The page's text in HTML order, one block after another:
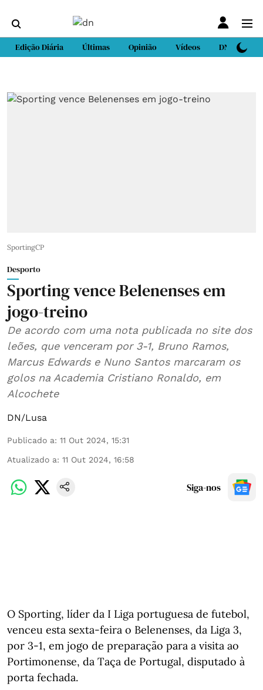
Edição Diária Últimas Opinião Vídeos DN Sport
SportingCP
Desporto
Sporting vence Belenenses em
jogo-treino
De acordo com uma nota publicada no site dos
leões, que venceram por 3-1, Bruno Ramos,
Marcus Edwards e Nuno Santos marcaram os
golos na Academia Cristiano Ronaldo, em
Alcochete
DN/Lusa
Publicado a: 11 Out 2024, 15:31
Atualizado a: 11 Out 2024, 16:58
Siga-nos
O Sporting, líder da I Liga portuguesa de futebol,
venceu esta sexta-feira o Belenenses, da Liga 3,
por 3-1, em jogo de preparação para a visita ao
Portimonense, da Taça de Portugal, disputado à
porta fechada.